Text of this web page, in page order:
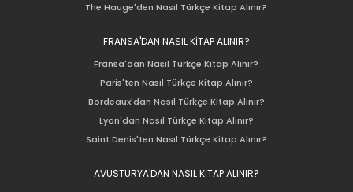
The Hauge'den Nasıl Türkçe Kitap Alınır?
FRANSA'DAN NASIL KİTAP ALINIR?
Fransa'dan Nasıl Türkçe Kitap Alınır?
Paris'ten Nasıl Türkçe Kitap Alınır?
Bordeaux'dan Nasıl Türkçe Kitap Alınır?
Lyon'dan Nasıl Türkçe Kitap Alınır?
Saint Denis'ten Nasıl Türkçe Kitap Alınır?
AVUSTURYA'DAN NASIL KİTAP ALINIR?